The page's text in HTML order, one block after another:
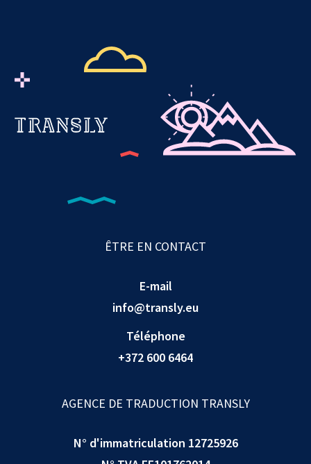
ÊTRE EN CONTACT
E-mail
info@transly.eu
Téléphone
+372 600 6464
AGENCE DE TRADUCTION TRANSLY
N° d'immatriculation 12725926